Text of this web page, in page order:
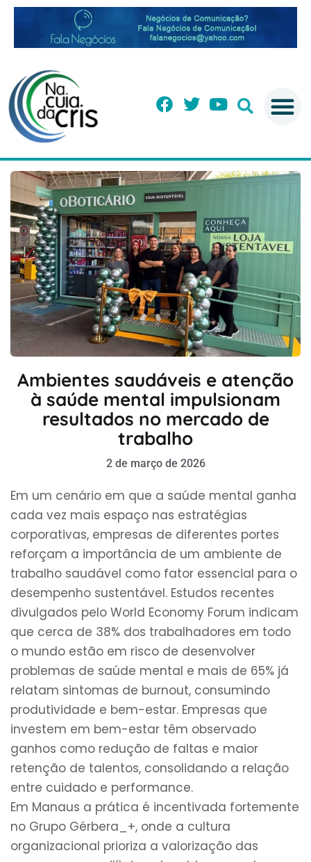
Ambientes saudáveis e atenção
à saúde mental impulsionam
resultados no mercado de
trabalho
2 de março de 2026
Em um cenário em que a saúde mental ganha
cada vez mais espaço nas estratégias
corporativas, empresas de diferentes portes
reforçam a importância de um ambiente de
trabalho saudável como fator essencial para o
desempenho sustentável. Estudos recentes
divulgados pelo World Economy Forum indicam
que cerca de 38% dos trabalhadores em todo
o mundo estão em risco de desenvolver
problemas de saúde mental e mais de 65% já
relatam sintomas de burnout, consumindo
produtividade e bem-estar. Empresas que
investem em bem-estar têm observado
ganhos como redução de faltas e maior
retenção de talentos, consolidando a relação
entre cuidado e performance.
Em Manaus a prática é incentivada fortemente
no Grupo Gérbera_+, onde a cultura
organizacional prioriza a valorização das